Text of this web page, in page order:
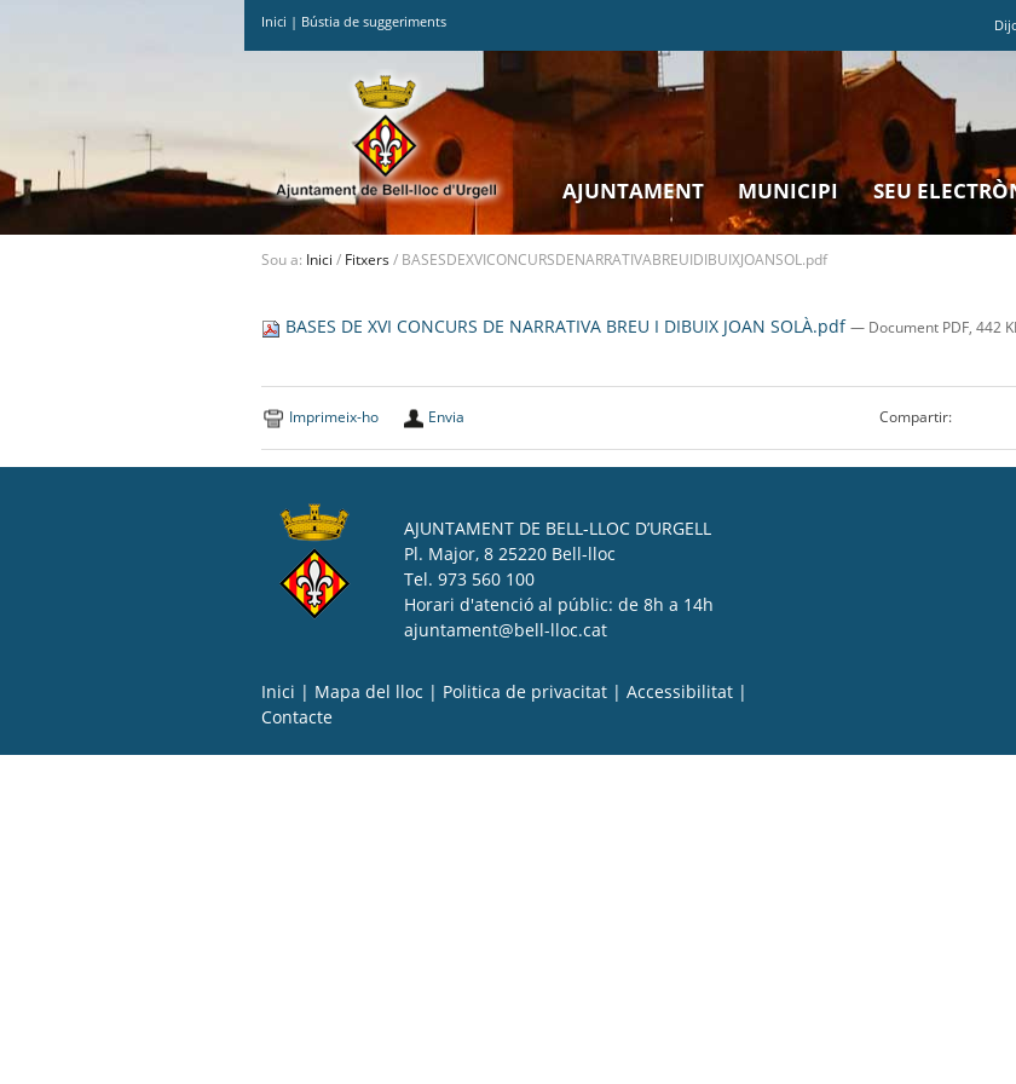
Inici | Bústia de suggeriments
AJUNTAMENT MUNICIPI SEU
Sou a: Inici / Fitxers/ BASESDEXVICONCURSDENARRATIVABREUIDIBUIXJOANSOL.pdf
BASES DE XVI CONCURS DE NARRATIVA BREU I DIBUIX JOAN SOLÀ.pdf— Document PDF, 442
Imprimeix-ho Envia Compartir:
AJUNTAMENT DE BELL-LLOC D’URGELL
Pl. Major, 8 25220 Bell-lloc
Tel. 973 560 100
Horari d'atenció al públic: de 8h a 14h
ajuntament@bell-lloc.cat
Inici | Mapa del lloc | Politica de privacitat | Accessibilitat |
Contacte